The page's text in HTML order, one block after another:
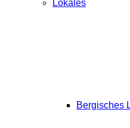
Lokales
Bergisches